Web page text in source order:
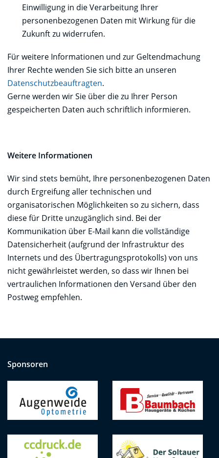
Einwilligung in die Verarbeitung Ihrer
personenbezogenen Daten mit Wirkung für die
Zukunft zu widerrufen.
Für weitere Informationen und zur Geltendmachung
Ihrer Rechte wenden Sie sich bitte an unseren
Datenschutzbeauftragten.
Gerne werden wir Sie über die zu Ihrer Person
gespeicherten Daten auch schriftlich informieren.
Weitere Informationen
Wir sind stets bemüht, Ihre personenbezogenen Daten
durch Ergreifung aller technischen und
organisatorischen Möglichkeiten so zu sichern, dass
diese für Dritte unzugänglich sind. Bei der
Kommunikation über E-Mail kann die vollständige
Datensicherheit (aufgrund der Infrastruktur des
Internets und des Übertragungsprotokolls) von uns
nicht gewährleistet werden, so dass wir Ihnen bei
vertraulichen Informationen den Versand über den
Postweg empfehlen.
Sponsoren